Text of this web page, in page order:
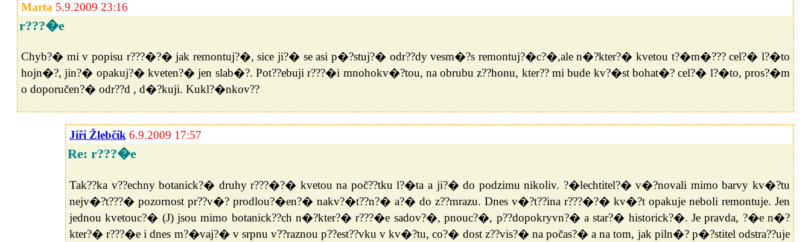
Marta 5.9.2009 23:16
r???�e
Chyb?� mi v popisu r???�?� jak remontuj?�, sice ji?� se asi p�?stuj?� odr??dy vesm�?s remontuj?�c?�,ale n�?kter?� kvetou t?�m�??? cel?� l?�to
hojn�?, jin?� opakuj?� kveten?� jen slab�?. Pot??ebuji r???�i mnohokv�?tou, na obrubu z??honu, kter?? mi bude kv?�st bohat�? cel?� l?�to, pros?�m
o doporučen?� odr??d , d�?kuji. Kukl?�nkov??
Jiří Žlebčík 6.9.2009 17:57
Re: r???�e
Tak??ka v??echny botanick?� druhy r???�?� kvetou na poč??tku l?�ta a ji?� do podzimu nikoliv. ?�lechtitel?� v�?novali mimo barvy kv�?tu
nejv�?t???� pozornost pr??v�? prodlou?�en?� nakv?�t??n?� a?� do z??mrazu. Dnes v�?t??ina r???�?� kv�?t opakuje neboli remontuje. Jen
jednou kvetouc?� (J) jsou mimo botanick??ch n�?kter?� r???�e sadov?�, pnouc?�, p??dopokryvn?� a star?� historick?�. Je pravda, ?�e n�?
kter?� r???�e i dnes m?�vaj?� v srpnu v??raznou p??est??vku v kv�?tu, co?� dost z??vis?� na počas?� a na tom, jak piln�? p�?stitel odstra??uje